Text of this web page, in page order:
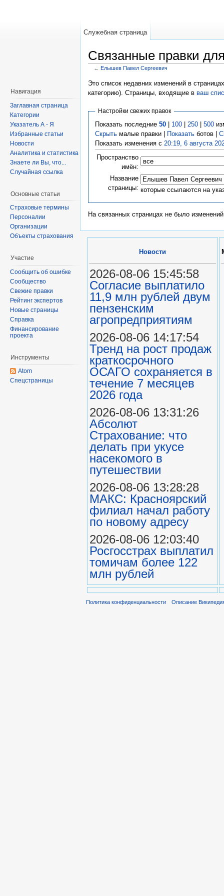
Связанные правки
← Елышев Павел Сергеевич
Это список недавних изменений в
категорию). Страницы, входящие в ваш
Настройки свежих правок
Показать последние 50| 100| 250| 500
Скрытьмалые правки | Показатьботов |
Показать изменения с 20:19, 6 августа
Пространство
имён:
Название
страницы: которые ссылаются на
На связанных страницах не было
Служебная страница
Навигация
Заглавная страница
Категории
Указатель А - Я
Избранные статьи
Новости
Аналитика и статистика
Знаете ли Вы, что...
Случайная ссылка
Основные статьи
Страховые термины
Персоналии
Организации
Объекты страхования
Участие
Сообщить об ошибке
Сообщество
Свежие правки
Рейтинг экспертов
Новые страницы
Справка
Финансирование
проекта
Инструменты
Atom
Спецстраницы
Новости
2026-08-06 15:45:58
Согласие выплатило
11,9 млн рублей двум
пензенским
агропредприятиям
2026-08-06 14:17:54
Тренд на рост продаж
краткосрочного
ОСАГО сохраняется в
течение 7 месяцев
2026 года
2026-08-06 13:31:26
Абсолют
Страхование: что
делать при укусе
насекомого в
путешествии
2026-08-06 13:28:28
МАКС: Красноярский
филиал начал работу
по новому адресу
2026-08-06 12:03:40
Росгосстрах выплатил
томичам более 122
млн рублей
Политика конфиденциальности Описание